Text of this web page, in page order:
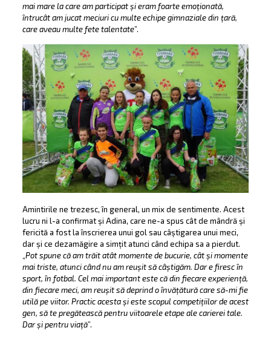
mai mare la care am participat și eram foarte emoționată,
întrucât am jucat meciuri cu multe echipe gimnaziale din țară,
care aveau multe fete talentate”.
Amintirile ne trezesc, în general, un mix de sentimente. Acest
lucru ni l-a confirmat și Adina, care ne-a spus cât de mândră și
fericită a fost la înscrierea unui gol sau câștigarea unui meci,
dar și ce dezamăgire a simțit atunci când echipa sa a pierdut.
Pot spune că am trăit atât momente de bucurie, cât și momente
mai triste, atunci când nu am reușit să câștigăm. Dar e firesc în
sport, în fotbal. Cel mai important este că din fiecare experiență,
din fiecare meci, am reușit să deprind o învățătură care să-mi fie
utilă pe viitor. Practic acesta și este scopul competițiilor de acest
gen, să te pregătească pentru viitoarele etape ale carierei tale.
Dar și pentru viață”.